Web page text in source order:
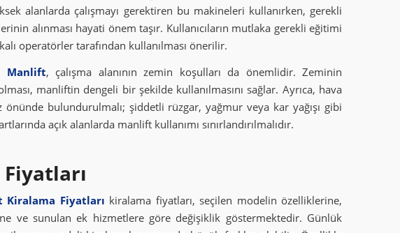
alanlarda çalışmayı gerektiren bu makineleri kullanırken, gerekli
alınması hayati önem taşır. Kullanıcıların mutlaka gerekli eğitimi
operatörler tarafından kullanılması önerilir.
Manlift, çalışma alanının zemin koşulları da önemlidir. Zeminin
manliftin dengeli bir şekilde kullanılmasını sağlar. Ayrıca, hava
önünde bulundurulmalı; şiddetli rüzgar, yağmur veya kar yağışı gibi
açık alanlarda manlift kullanımı sınırlandırılmalıdır.
Kiralama Fiyatları kiralama fiyatları, seçilen modelin özelliklerine,
ve sunulan ek hizmetlere göre değişiklik göstermektedir. Günlük